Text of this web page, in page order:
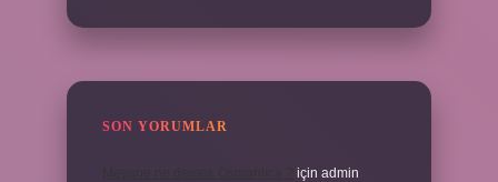
SON YORUMLAR
için admin